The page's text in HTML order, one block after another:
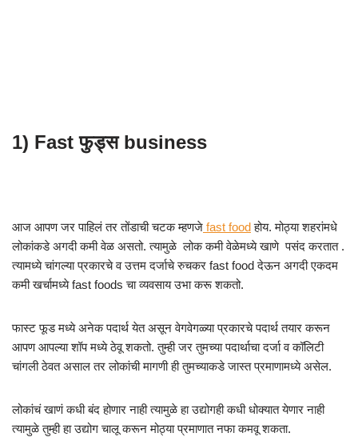
1) Fast फुड्स business
आज आपण जर पाहिलं तर तोंडाची चटक म्हणजे fast foodहोय. मोठ्या शहरांमधे
लोकांकडे अगदी कमी वेळ असतो. त्यामुळे लोक कमी वेळेमध्ये खाणे पसंद करतात .
त्यामध्ये चांगल्या प्रकारचे व उत्तम दर्जाचे रुचकर fast food देऊन अगदी एकदम
कमी खर्चामध्ये fast foods चा व्यवसाय उभा करू शकतो.
फास्ट फूड मध्ये अनेक पदार्थ येत असून वेगवेगळ्या प्रकारचे पदार्थ तयार करून
आपण आपल्या शॉप मध्ये ठेवू शकतो. तुम्ही जर तुमच्या पदार्थाचा दर्जा व कॉलिटी
चांगली ठेवत असाल तर लोकांची मागणी ही तुमच्याकडे जास्त प्रमाणामध्ये असेल.
लोकांचं खाणं कधी बंद होणार नाही त्यामुळे हा उद्योगही कधी धोक्यात येणार नाही
त्यामुळे तुम्ही हा उद्योग चालू करून मोठ्या प्रमाणात नफा कमवू शकता.